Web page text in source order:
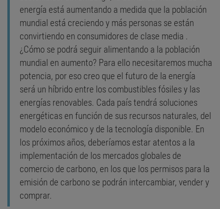
energía está aumentando a medida que la población
mundial está creciendo y más personas se están
convirtiendo en consumidores de clase media .
¿Cómo se podrá seguir alimentando a la población
mundial en aumento? Para ello necesitaremos mucha
potencia, por eso creo que el futuro de la energía
será un híbrido entre los combustibles fósiles y las
energías renovables. Cada país tendrá soluciones
energéticas en función de sus recursos naturales, del
modelo económico y de la tecnología disponible. En
los próximos años, deberíamos estar atentos a la
implementación de los mercados globales de
comercio de carbono, en los que los permisos para la
emisión de carbono se podrán intercambiar, vender y
comprar.